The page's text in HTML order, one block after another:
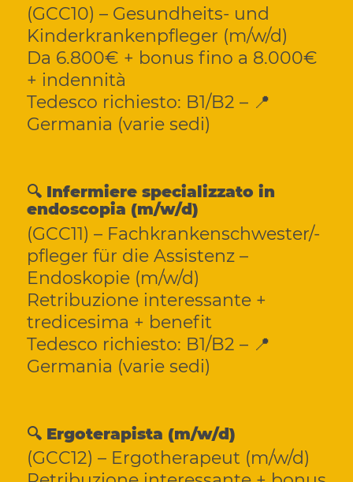
(GCC10) – Gesundheits- und
Kinderkrankenpfleger (m/w/d)
Da 6.800€ + bonus fino a 8.000€
+ indennità
Tedesco richiesto: B1/B2 – 📍
Germania (varie sedi)
🔍 Infermiere specializzato in
endoscopia (m/w/d)
(GCC11) – Fachkrankenschwester/-
pfleger für die Assistenz –
Endoskopie (m/w/d)
Retribuzione interessante +
tredicesima + benefit
Tedesco richiesto: B1/B2 – 📍
Germania (varie sedi)
🔍 Ergoterapista (m/w/d)
(GCC12) – Ergotherapeut (m/w/d)